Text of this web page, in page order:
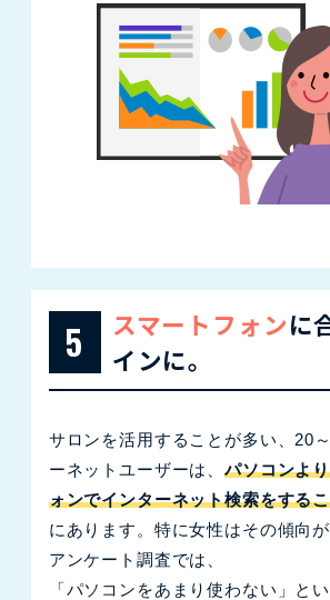
5 スマートフォンに
インに。
サロンを活用することが多い、20
ーネットユーザーは、パソコンよ
ォンでインターネット検索をする
にあります。特に女性はその傾向
アンケート調査では、
「パソコンをあまり使わない」と